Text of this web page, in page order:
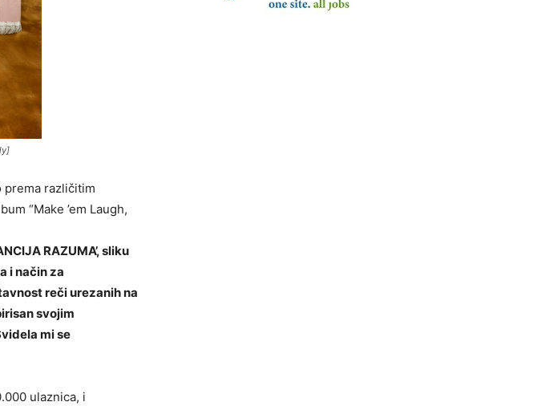
prema različitim
“Make ’em Laugh,
RAZUMA’, sliku
i način za
reči urezanih na
svojim
mi se
ulaznica, i